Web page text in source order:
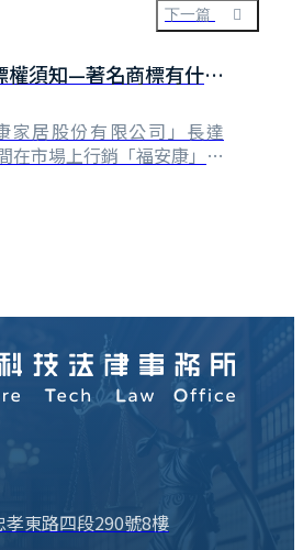
，一時之間也不可能大規模
冊一、二個類別即可，未來
商⋯
下一篇
權須知—著名商標有什麼
為「著名商標」？
家居股份有限公司」長達
在市場上行銷「福安康」床
眠技術後，「福安康」的品
各百貨公司賣場經理人，正
否已⋯
東路四段290號8樓